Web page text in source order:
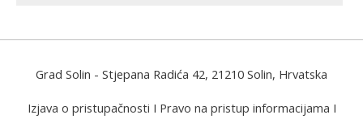
Grad Solin - Stjepana Radića 42, 21210 Solin, Hrvatska
Izjava o pristupačnosti I Pravo na pristup informacijama I